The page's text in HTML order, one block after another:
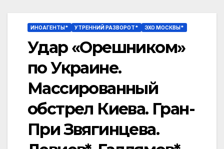
ИНОАГЕНТЫ* УТРЕННИЙ РАЗВОРОТ* ЭХО МОСКВЫ*
Удар «Орешником»
по Украине.
Массированный
обстрел Киева. Гран-
При Звягинцева.